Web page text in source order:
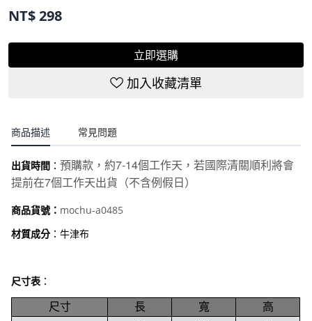
NT$298
立即選購
加入收藏清單
商品描述 常見問題
出貨時間 ： 預購款，約7-14個工作天，若國際清關順利將會
提前在7個工作天出貨（不含例假日）
商品貨號： mochu-a0485
材質成分 ：牛津布
尺寸表 ：
尺寸 長 寬
高